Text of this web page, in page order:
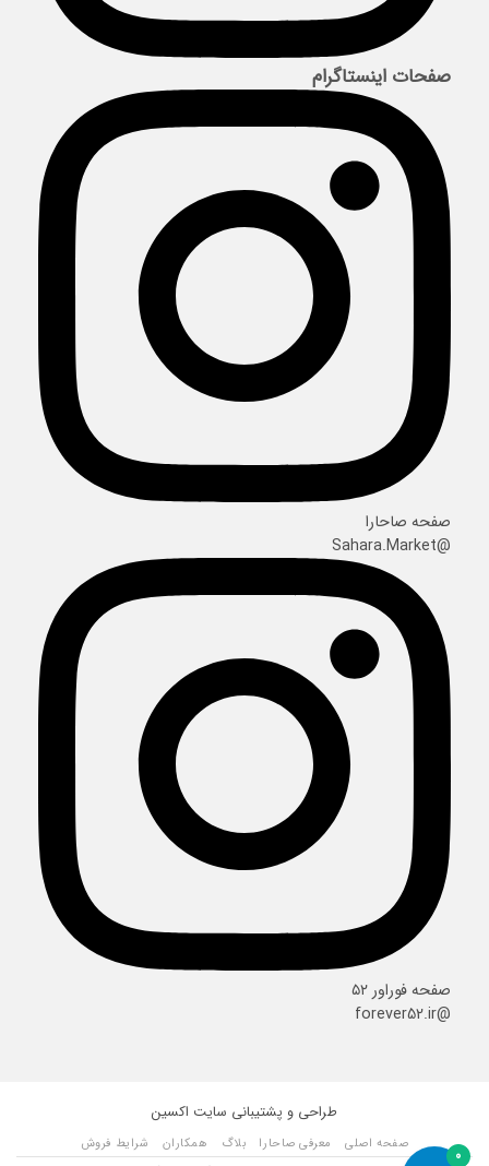
صفحات اینستاگرام
صفحه صاحارا
@Sahara.Market
صفحه فوراور ۵۲
@forever52.ir
طراحی و پشتیبانی سایت اکسین
صفحه اصلی معرفی صاحارا بلاگ همکاران شرایط فروش
0